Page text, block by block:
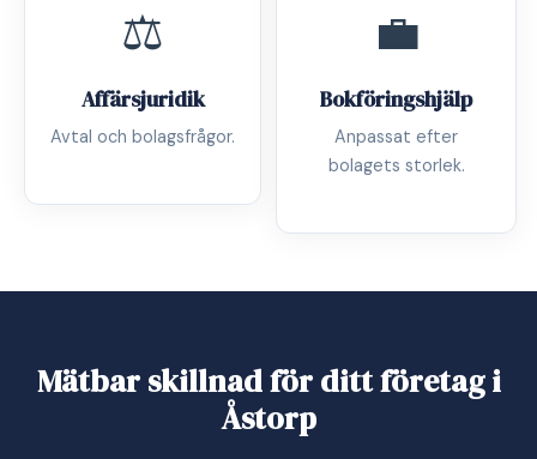
⚖️
Affärsjuridik
Avtal och bolagsfrågor.
💼
Bokföringshjälp
Anpassat efter
bolagets storlek.
Mätbar skillnad för ditt företag i
Åstorp